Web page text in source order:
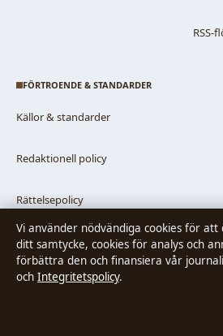
RSS-
FÖRTROENDE & STANDARDER
Källor & standarder
Redaktionell policy
Rättelsepolicy
Faktagranskningspolicy
Ägande & finansiering
Vi använder nödvändiga cookies för
ditt samtycke, cookies för analys och
förbättra den och finansiera vår
och Integritetspolicy.